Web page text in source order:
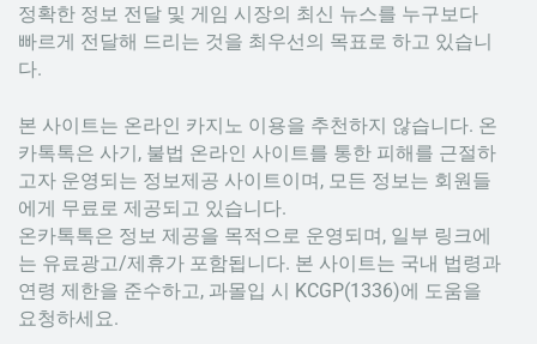
정확한 정보 전달 및 게임 시장의 최신 뉴스를 누구보다
빠르게 전달해 드리는 것을 최우선의 목표로 하고 있습니
다.
본 사이트는 온라인 카지노 이용을 추천하지 않습니다. 온
카톡톡은 사기, 불법 온라인 사이트를 통한 피해를 근절하
고자 운영되는 정보제공 사이트이며, 모든 정보는 회원들
에게 무료로 제공되고 있습니다.
온카톡톡은 정보 제공을 목적으로 운영되며, 일부 링크에
는 유료광고/제휴가 포함됩니다. 본 사이트는 국내 법령과
연령 제한을 준수하고, 과몰입 시 KCGP(1336)에 도움을
요청하세요.